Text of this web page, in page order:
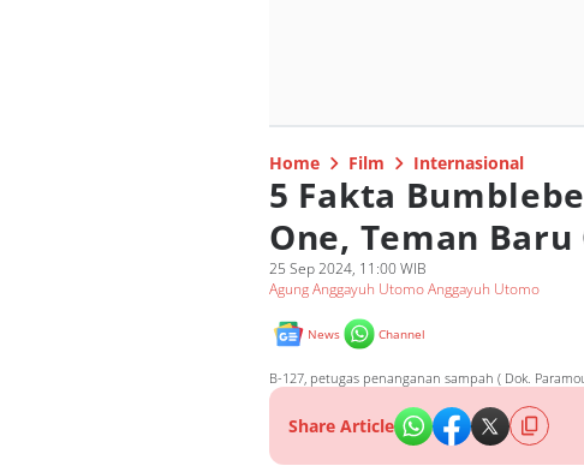
Home Film Internasional
5 Fakta
One, Teman
25 Sep 2024, 11:00 WIB
Agung Anggayuh Utomo Anggayuh Utomo
News Channel
B-127, petugas penanganan sampah ( Dok.
Share Article